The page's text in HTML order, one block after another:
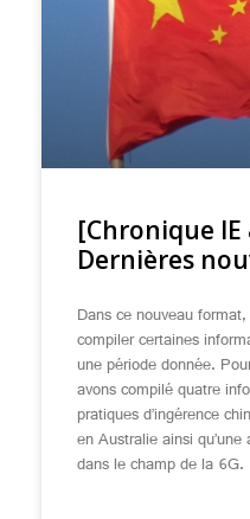
[Chronique
Dernières
Dans ce nouveau
compiler certaines
une période donnée.
avons compilé quatre
pratiques d’ingérence
en Australie ainsi
dans le champ de la 6G.